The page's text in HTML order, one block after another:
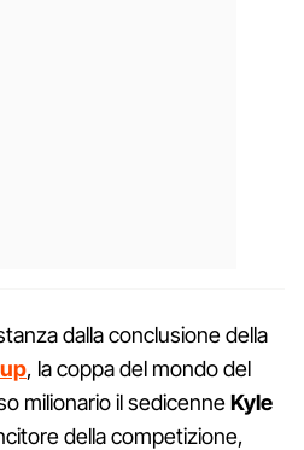
dalla conclusione della
, la coppa del mondo del
milionario il sedicenneKyle
della competizione,